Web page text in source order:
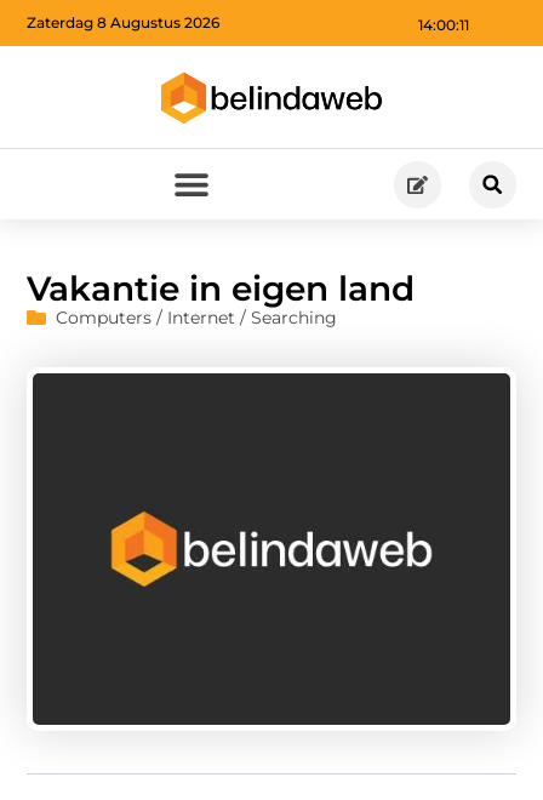
14:00:12
Zaterdag 8 Augustus 2026
Vakantie in eigen land
Computers / Internet / Searching